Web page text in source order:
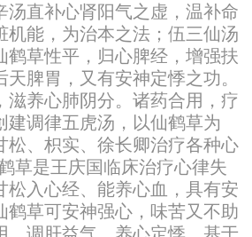
汤直补心肾阳气之虚，温补命
机能，为治本之法；伍三仙汤
鹤草性平，归心脾经，增强扶
脾胃，又有安神定悸之功。
滋养心肺阴分。诸药合用，疗
建调律五虎汤，以仙鹤草为
松、枳实、徐长卿治疗各种心
草是王庆国临床治疗心律失
松入心经、能养心血，具有安
鹤草可安神强心，味苦又不助